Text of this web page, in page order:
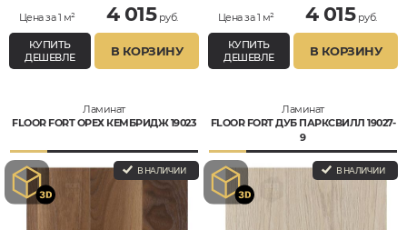
Цена за 1 м² 4 015руб.
КУПИТЬ
ДЕШЕВЛЕ
В КОРЗИНУ
Цена за 1 м² 4 015руб.
КУПИТЬ
ДЕШЕВЛЕ
В КОРЗИНУ
Ламинат
FLOOR FORT ОРЕХ КЕМБРИДЖ 19023
В НАЛИЧИИ
Ламинат
FLOOR FORT ДУБ ПАРКСВИЛЛ 19027-
9
В НАЛИЧИИ